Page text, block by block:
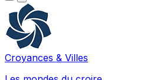
Croyances & Villes